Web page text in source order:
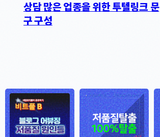
상담 많은 업종을 위한 투텔링크 문
구 구성